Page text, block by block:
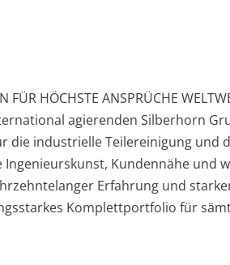
FÜR HÖCHSTE ANSPRÜCHE
agierenden Silberhorn
die industrielle Teilereinigung und
Kundennähe und
Erfahrung und
Komplettportfolio für